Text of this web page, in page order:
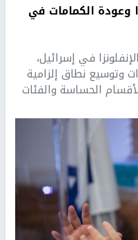
وعودة الكمامات في
في إسرائيل،
وتوسيع نطاق إلزامية
الحساسة والفئات